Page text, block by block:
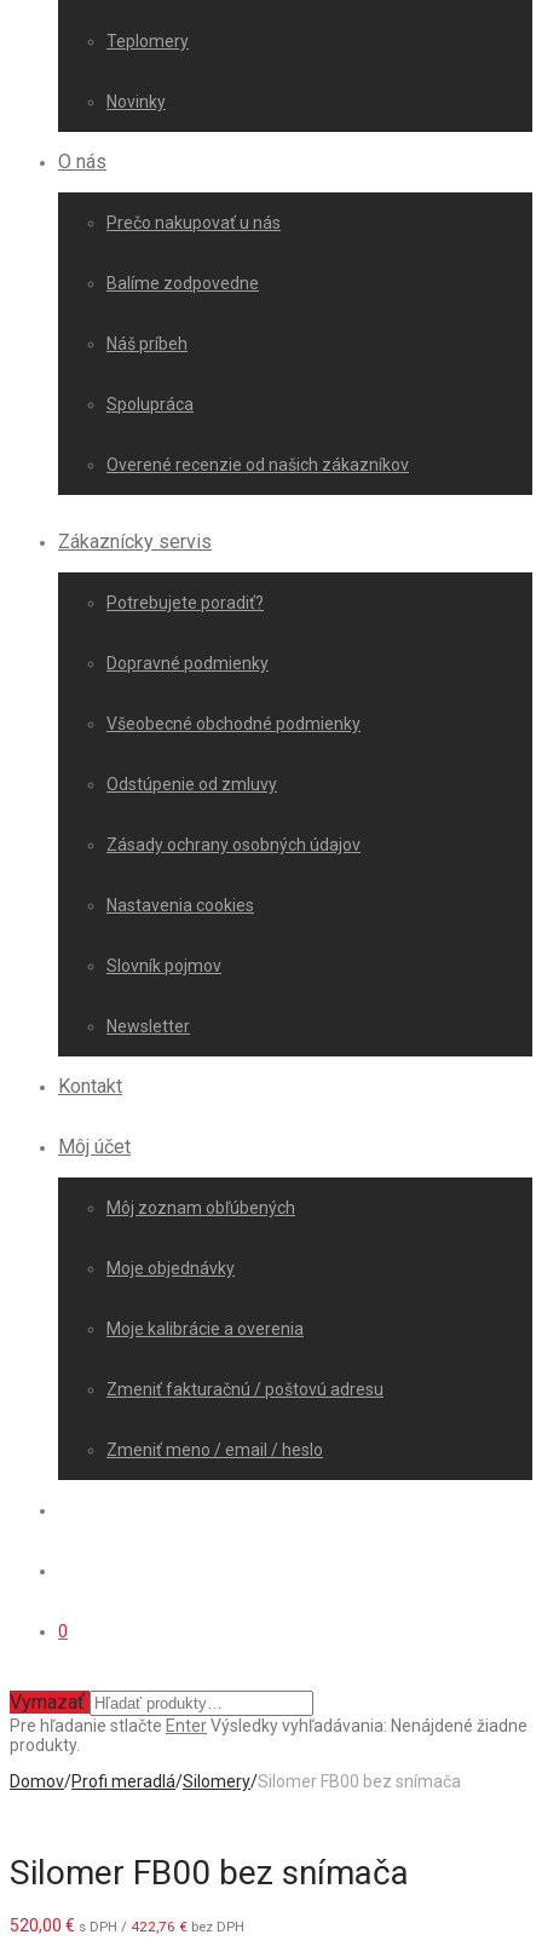
Teplomery
Novinky
O nás
Prečo nakupovať u nás
Balíme zodpovedne
Náš príbeh
Spolupráca
Overené recenzie od našich zákazníkov
Zákaznícky servis
Potrebujete poradiť?
Dopravné podmienky
Všeobecné obchodné podmienky
Odstúpenie od zmluvy
Zásady ochrany osobných údajov
Nastavenia cookies
Slovník pojmov
Newsletter
Kontakt
Môj účet
Môj zoznam obľúbených
Moje objednávky
Moje kalibrácie a overenia
Zmeniť fakturačnú / poštovú adresu
Zmeniť meno / email / heslo
0
Vymazať
Pre hľadanie stlačte EnterVýsledky vyhľadávania: Nenájdené žiadne
produkty.
Domov/Profi meradlá/Silomery/Silomer FB00 bez snímača
Silomer FB00 bez snímača
520,00 € s DPH / 422,76 € bez DPH